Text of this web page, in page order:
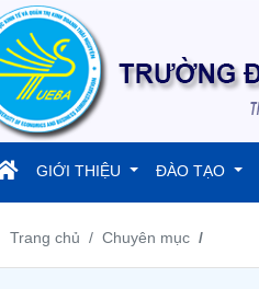
(current)
GIỚI THIỆU ĐÀO TẠO
Trang chủ Chuyên mục